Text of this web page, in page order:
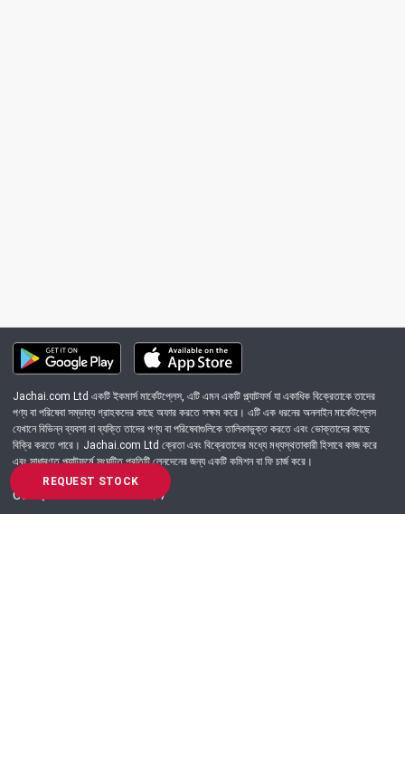
REQUEST STOCK
Jachai.com Ltd একটি ইকমার্স মার্কেটপ্লেস, এটি এমন একটি প্ল্যাটফর্ম যা একাধিক বিক্রেতাকে তাদের
পণ্য বা পরিষেবা সম্ভাব্য গ্রাহকদের কাছে অফার করতে সক্ষম করে। এটি এক ধরনের অনলাইন মার্কেটপ্লেস
যেখানে বিভিন্ন ব্যবসা বা ব্যক্তি তাদের পণ্য বা পরিষেবাগুলিকে তালিকাভুক্ত করতে এবং ভোক্তাদের কাছে
বিক্রি করতে পারে। Jachai.com Ltd ক্রেতা এবং বিক্রেতাদের মধ্যে মধ্যস্থতাকারী হিসাবে কাজ করে
এবং সাধারণত প্ল্যাটফর্মে সংঘটিত প্রতিটি লেনদেনের জন্য একটি কমিশন বা ফি চার্জ করে।
Got Question? Call us 24/7